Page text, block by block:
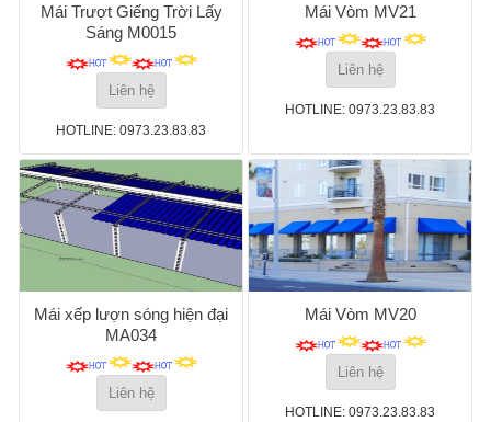
Mái Trượt Giếng Trời Lấy
Sáng M0015
Liên hệ
HOTLINE: 0973.23.83.83
Mái Vòm MV21
Liên hệ
HOTLINE: 0973.23.83.83
Mái xếp lượn sóng hiện đại
MA034
Liên hệ
Mái Vòm MV20
Liên hệ
HOTLINE: 0973.23.83.83